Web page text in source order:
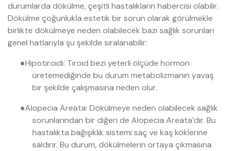
durumlarda dökülme, çeşitli hastalıkların habercisi olabilir.
Dökülme çoğunlukla estetik bir sorun olarak görülmekle
birlikte dökülmeye neden olabilecek bazı sağlık sorunları
genel hatlarıyla şu şekilde sıralanabilir:
●Hipotiroidi: Tiroid bezi yeterli ölçüde hormon
üretemediğinde bu durum metabolizmanın yavaş
bir şekilde çalışmasına neden olur.
●Alopecia Areata: Dökülmeye neden olabilecek sağlık
sorunlarından bir diğeri de Alopecia Areata’dır. Bu
hastalıkta bağışıklık sistemi saç ve kaş köklerine
saldırır. Bu durum, dökülmelerin ortaya çıkmasına